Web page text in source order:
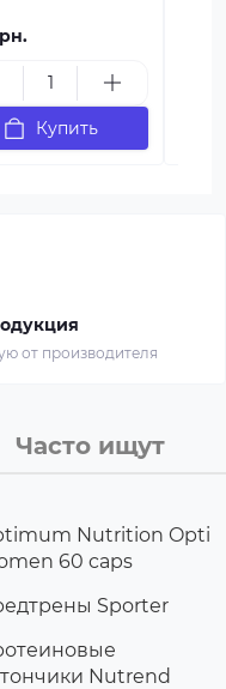
Купить
от производителя
Часто ищут
Nutrition Opti
60 caps
Sporter
Nutrend